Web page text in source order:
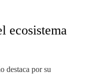
ecosistema
destaca por su